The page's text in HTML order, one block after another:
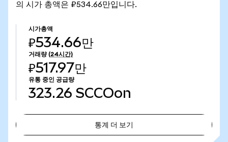
의 시가 총액은 ₽534.66만입니다.
시가총액
₽534.66만
거래량 (24시간)
₽517.97만
유통 중인 공급량
323.26 SCCOon
통계 더 보기